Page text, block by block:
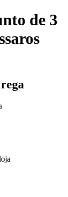
de 3